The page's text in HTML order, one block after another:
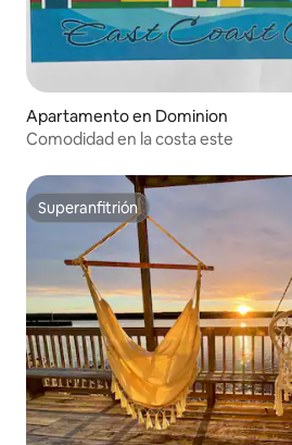
Apartamento en Dominion
Comodidad en la costa este
Superanfitrión
Superanfitrión